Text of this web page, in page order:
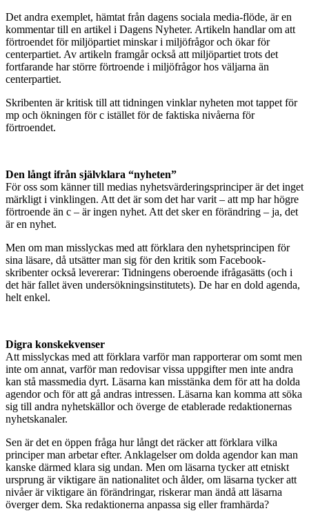
Det andra exemplet, hämtat från dagens sociala media-flöde, är en
kommentar till en artikel i Dagens Nyheter. Artikeln handlar om att
förtroendet för miljöpartiet minskar i miljöfrågor och ökar för
centerpartiet. Av artikeln framgår också att miljöpartiet trots det
fortfarande har större förtroende i miljöfrågor hos väljarna än
centerpartiet.
Skribenten är kritisk till att tidningen vinklar nyheten mot tappet för
mp och ökningen för c istället för de faktiska nivåerna för
förtroendet.
Den långt ifrån självklara “nyheten”
För oss som känner till medias nyhetsvärderingsprinciper är det inget
märkligt i vinklingen. Att det är som det har varit – att mp har högre
förtroende än c – är ingen nyhet. Att det sker en förändring – ja, det
är en nyhet.
Men om man misslyckas med att förklara den nyhetsprincipen för
sina läsare, då utsätter man sig för den kritik som Facebook-
skribenter också levererar: Tidningens oberoende ifrågasätts (och i
det här fallet även undersökningsinstitutets). De har en dold agenda,
helt enkel.
Digra konskekvenser
Att misslyckas med att förklara varför man rapporterar om somt men
inte om annat, varför man redovisar vissa uppgifter men inte andra
kan stå massmedia dyrt. Läsarna kan misstänka dem för att ha dolda
agendor och för att gå andras intressen. Läsarna kan komma att söka
sig till andra nyhetskällor och överge de etablerade redaktionernas
nyhetskanaler.
Sen är det en öppen fråga hur långt det räcker att förklara vilka
principer man arbetar efter. Anklagelser om dolda agendor kan man
kanske därmed klara sig undan. Men om läsarna tycker att etniskt
ursprung är viktigare än nationalitet och ålder, om läsarna tycker att
nivåer är viktigare än förändringar, riskerar man ändå att läsarna
överger dem. Ska redaktionerna anpassa sig eller framhärda?